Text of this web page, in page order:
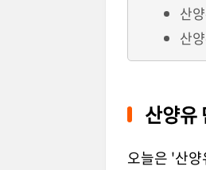
산
산
산양유
오늘은 '산